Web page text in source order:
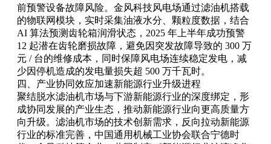
前预警设备故障风险。金风科技风电场通过滤油机搭载
的物联网模块，实时采集油液水分、颗粒度数据，结合
AI 算法预测齿轮箱润滑状态，2025 年上半年成功预警
12 起潜在齿轮磨损故障，避免因突发故障导致的 300 万
元 / 台的维修成本，同时保障风电场连续稳定发电，减
少因停机造成的发电量损失超 500 万千瓦时。
四、产业协同效应加速新能源行业升级进程
聚结脱水滤油机市场与下游新能源行业的深度绑定，形
成协同发展的产业生态，推动新能源行业向更高质量方
向升级。滤油机市场的技术创新需求，反向拉动新能源
行业的标准完善，中国通用机械工业协会联合宁德时